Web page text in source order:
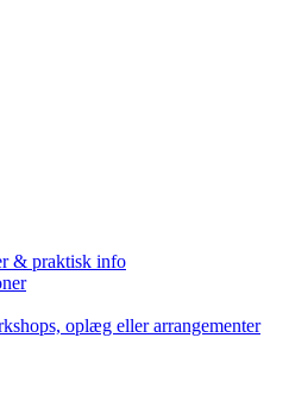
& praktisk info
oplæg eller arrangementer